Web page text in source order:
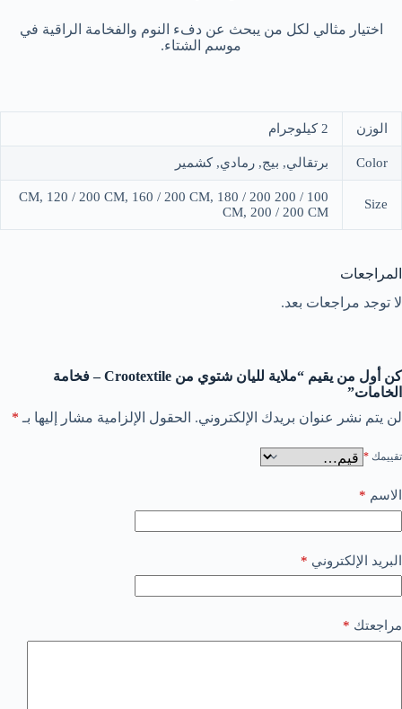
اختيار مثالي لكل من يبحث عن دفء النوم والفخامة الراقية في
موسم الشتاء.
الوزن 2 كيلوجرام
Color برتقالي, بيج, رمادي, كشمير
Size
100 / 200 CM, 120 / 200 CM, 160 / 200 CM, 180 / 200
CM, 200 / 200 CM
المراجعات
لا توجد مراجعات بعد.
كن أول من يقيم “ملاية لليان شتوي من Crootextile – فخامة
الخامات”
لن يتم نشر عنوان بريدك الإلكتروني. الحقول الإلزامية مشار إليها بـ *
تقييمك *
الاسم *
البريد الإلكتروني *
مراجعتك *